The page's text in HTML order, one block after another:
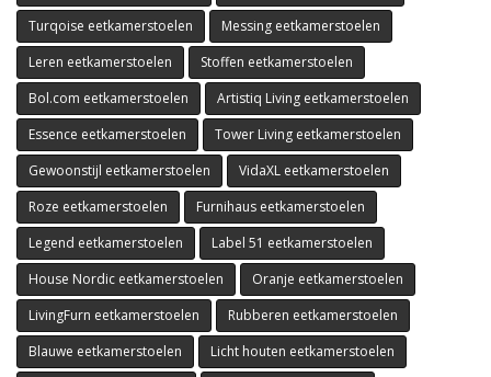
Turqoise eetkamerstoelen
Messing eetkamerstoelen
Leren eetkamerstoelen
Stoffen eetkamerstoelen
Bol.com eetkamerstoelen
Artistiq Living eetkamerstoelen
Essence eetkamerstoelen
Tower Living eetkamerstoelen
Gewoonstijl eetkamerstoelen
VidaXL eetkamerstoelen
Roze eetkamerstoelen
Furnihaus eetkamerstoelen
Legend eetkamerstoelen
Label 51 eetkamerstoelen
House Nordic eetkamerstoelen
Oranje eetkamerstoelen
LivingFurn eetkamerstoelen
Rubberen eetkamerstoelen
Blauwe eetkamerstoelen
Licht houten eetkamerstoelen